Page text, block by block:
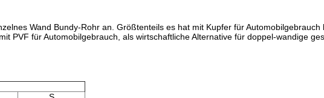
Wand Bundy-Rohr an. Größtenteils es hat mit Kupfer für
PVF für Automobilgebrauch, als wirtschaftliche Alternative für doppel-wandige